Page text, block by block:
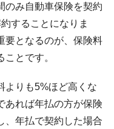
のみ自動車保険を契約
することになりま
要となるのが、保険料
とです。
よりも5%ほど高くな
あれば年払の方が保険
、年払で契約した場合